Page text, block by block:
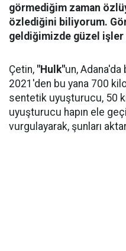
görmediğim zaman
özlediğini biliyorum.
geldiğimizde güzel işler
Çetin, "Hulk"un, Adana'da
2021'den bu yana 700
sentetik uyuşturucu, 50
uyuşturucu hapın ele
vurgulayarak, şunları